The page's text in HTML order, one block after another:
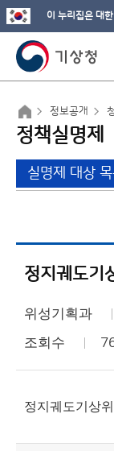
이 누리집은 대
정보공개
정책실명제
실명제 대상
위성기획과
조회수
정지궤도기상